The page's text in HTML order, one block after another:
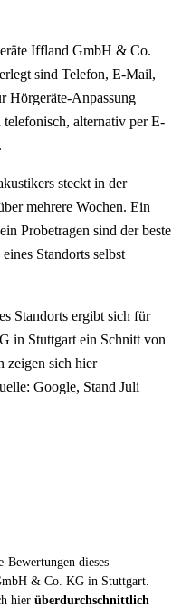
Iffland GmbH & Co.
sind Telefon, E-Mail,
Hörgeräte-Anpassung
telefonisch, alternativ per E-
steckt in der
mehrere Wochen. Ein
Probetragen sind der beste
Standorts selbst
Standorts ergibt sich für
in Stuttgart ein Schnitt von
zeigen sich hier
Google, Stand Juli
Bewertungen dieses
& Co. KG in Stuttgart.
hier überdurchschnittlich